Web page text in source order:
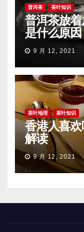
普洱茶 茶叶知识
普洱茶放
是什么原
9 月 12, 2021
茶叶地理 茶叶知识
香港人喜
解读
9 月 12, 2021